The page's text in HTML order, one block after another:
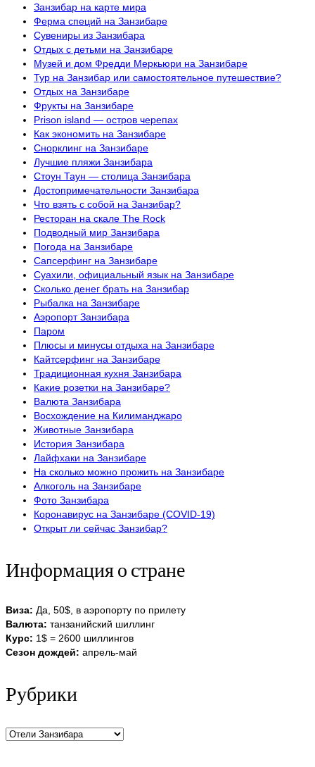
Занзибар на карте мира
Ферма специй на Занзибаре
Сувениры из Занзибара
Отдых с детьми на Занзибаре
Музей и дом Фредди Меркьюри на Занзибаре
Тур на Занзибар или самостоятельное путешествие?
Отдых на Занзибаре
Фрукты на Занзибаре
Prison island — остров черепах
Как экономить на Занзибаре
Снорклинг на Занзибаре
Лучшие пляжи Занзибара
Стоун Таун — столица Занзибара
Достопримечательности Занзибара
Что взять с собой на Занзибар?
Ресторан на скале The Rock
Подводный мир Занзибара
Погода на Занзибаре
Сапсерфинг на Занзибаре
Суахили, официальный язык на Занзибаре
Сколько денег брать на Занзибар
Рыбалка на Занзибаре
Аэропорт Занзибара
Паром
Плюсы и минусы отдыха на Занзибаре
Кайтсерфинг на Занзибаре
Традиционная кухня Занзибара
Какие розетки на Занзибаре?
Валюта Занзибара
Восхождение на Килиманджаро
Животные Занзибара
История Занзибара
Лайфхаки на Занзибаре
На сколько можно прожить на Занзибаре
Алкоголь на Занзибаре
Фото Занзибара
Коронавирус на Занзибаре (COVID-19)
Открыт ли сейчас Занзибар?
Информация о стране
Виза: Да, 50$, в аэропорту по прилету
Валюта: танзанийский шиллинг
Курс: 1$ = 2600 шиллингов
Сезон дождей: апрель-май
Рубрики
Рубрики